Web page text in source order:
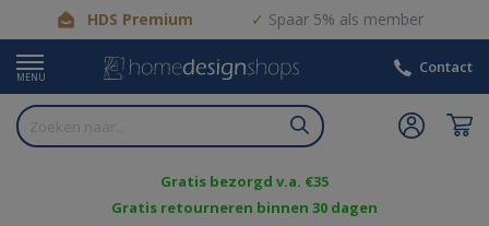
HDS Premium Spaar 5% als member
MENU
Contact
Gratis bezorgd v.a. €35
Gratis retourneren binnen 30 dagen